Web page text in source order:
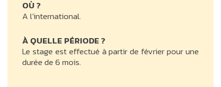
OÙ ?
A l’international.
À QUELLE PÉRIODE ?
Le stage est effectué à partir de février pour une
durée de 6 mois.